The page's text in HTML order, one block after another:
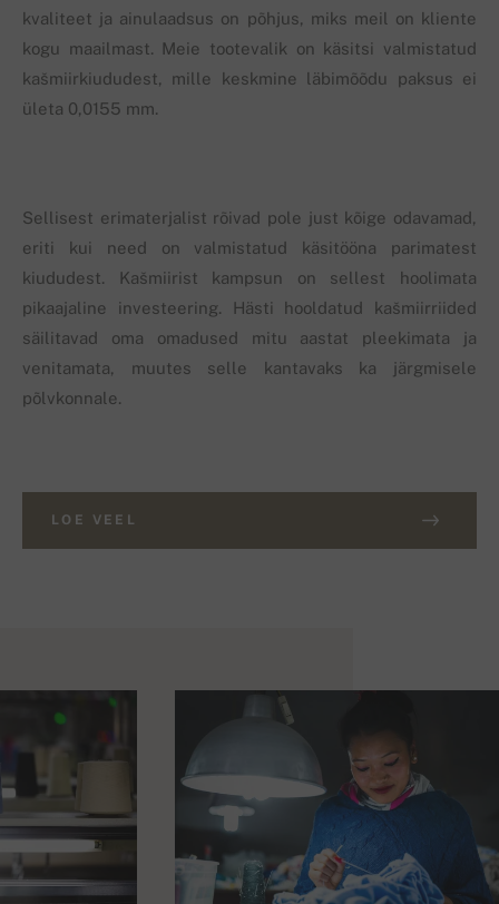
kvaliteet ja ainulaadsus on põhjus, miks meil on kliente
kogu maailmast. Meie tootevalik on käsitsi valmistatud
kašmiirkiududest, mille keskmine läbimõõdu paksus ei
ületa 0,0155 mm.
Sellisest erimaterjalist rõivad pole just kõige odavamad,
eriti kui need on valmistatud käsitööna parimatest
kiududest. Kašmiirist kampsun on sellest hoolimata
pikaajaline investeering. Hästi hooldatud kašmiirriided
säilitavad oma omadused mitu aastat pleekimata ja
venitamata, muutes selle kantavaks ka järgmisele
põlvkonnale.
LOE VEEL